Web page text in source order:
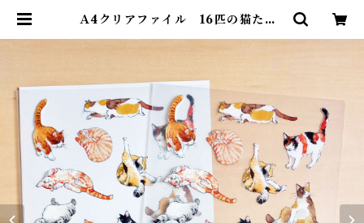
Ａ4クリアファイル 16匹の猫たち |